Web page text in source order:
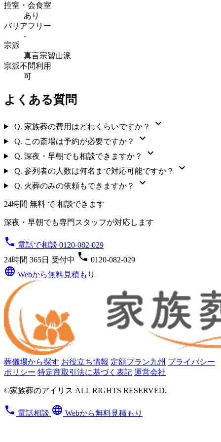
控室・会食室
あり
バリアフリー
-
宗派
真言宗智山派
宗派不問利用
可
よくある質問
Q. 家族葬の費用はどれくらいですか？ expand_more
Q. この斎場は予約が必要ですか？ expand_more
Q. 深夜・早朝でも相談できますか？ expand_more
Q. 参列者の人数は何名まで対応可能ですか？ expand_more
Q. 火葬のみの依頼もできますか？ expand_more
24時間 無料 で 相談できます
深夜・早朝でも専門スタッフが対応します
phone 電話で相談 0120-082-029
24時間 365日 受付中 phone 0120-082-029
language Webから無料見積もり
葬儀場から探す お役立ち情報 定額プラン九州 プライバシー
ポリシー 特定商取引法に基づく表記 運営会社
©家族葬のアイリス ALL RIGHTS RESERVED.
phone 電話相談 language Webから無料見積もり